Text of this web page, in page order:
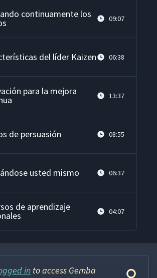
continuamente los 09:07
del líder Kaizen 06:38
para la mejora 13:37
de persuasión 08:55
usted mismo 06:37
de aprendizaje 04:07
in to access Gemba